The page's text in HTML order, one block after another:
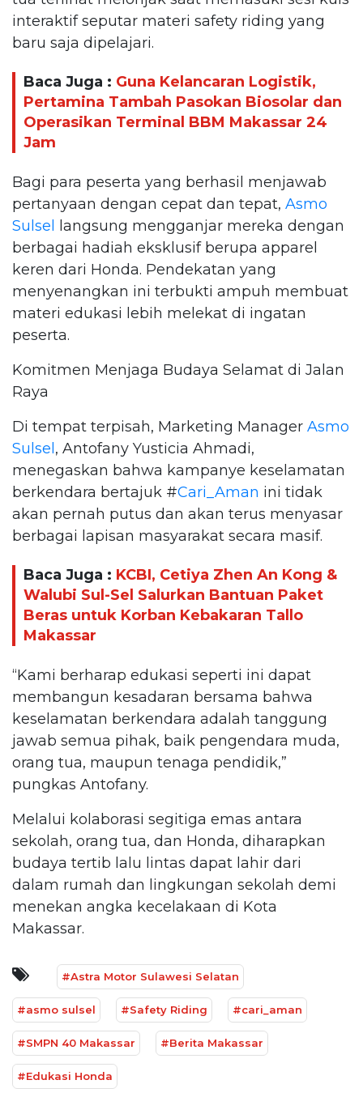
interaktif seputar materi safety riding yang
baru saja dipelajari.
Baca Juga : Guna Kelancaran Logistik,
Pertamina Tambah Pasokan Biosolar dan
Operasikan Terminal BBM Makassar 24
Jam
Bagi para peserta yang berhasil menjawab
pertanyaan dengan cepat dan tepat, Asmo
Sulsel
langsung mengganjar mereka dengan
berbagai hadiah eksklusif berupa apparel
keren dari Honda. Pendekatan yang
menyenangkan ini terbukti ampuh membuat
materi edukasi lebih melekat di ingatan
peserta.
Komitmen Menjaga Budaya Selamat di Jalan
Raya
Di tempat terpisah, Marketing Manager Asmo
Sulsel , Antofany Yusticia Ahmadi,
menegaskan bahwa kampanye keselamatan
berkendara bertajuk #Cari_Aman ini tidak
akan pernah putus dan akan terus menyasar
berbagai lapisan masyarakat secara masif.
Baca Juga : KCBI, Cetiya Zhen An Kong &
Walubi Sul-Sel Salurkan Bantuan Paket
Beras untuk Korban Kebakaran Tallo
Makassar
“Kami berharap edukasi seperti ini dapat
membangun kesadaran bersama bahwa
keselamatan berkendara adalah tanggung
jawab semua pihak, baik pengendara muda,
orang tua, maupun tenaga pendidik,”
pungkas Antofany.
Melalui kolaborasi segitiga emas antara
sekolah, orang tua, dan Honda, diharapkan
budaya tertib lalu lintas dapat lahir dari
dalam rumah dan lingkungan sekolah demi
menekan angka kecelakaan di Kota
Makassar.
#Astra Motor Sulawesi Selatan
#asmo sulsel #Safety Riding #cari_aman
#SMPN 40 Makassar #Berita Makassar
#Edukasi Honda